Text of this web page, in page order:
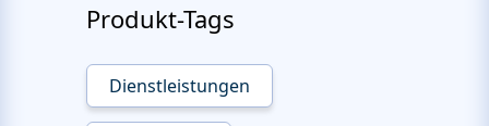
Produkt-Tags
Dienstleistungen